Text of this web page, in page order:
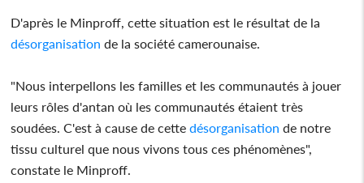
D'après le Minproff, cette situation est le résultat de la
désorganisation de la société camerounaise.
"Nous interpellons les familles et les communautés à jouer
leurs rôles d'antan où les communautés étaient très
soudées. C'est à cause de cette désorganisation de notre
tissu culturel que nous vivons tous ces phénomènes",
constate le Minproff.